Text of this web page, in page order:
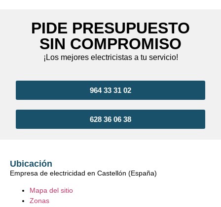
PIDE PRESUPUESTO
SIN COMPROMISO
¡Los mejores electricistas a tu servicio!
628 36 06 38
964 33 31 02
Ubicación
Empresa de electricidad en Castellón (España)
Mapa del sitio
Zonas